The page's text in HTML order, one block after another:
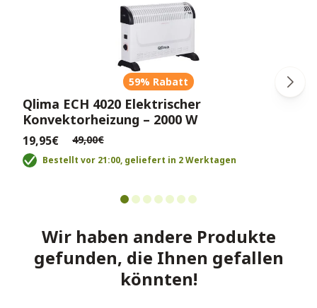
59% Rabatt
Qlima ECH 4020 Elektrischer
Konvektorheizung – 2000 W
19,95€ 49,00€
Bestellt vor 21:00, geliefert in 2 Werktagen
Wir haben andere Produkte
gefunden, die Ihnen gefallen
könnten!